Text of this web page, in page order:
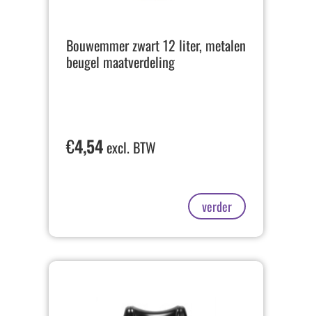
Bouwemmer zwart 12 liter, metalen
beugel maatverdeling
€4,54excl. BTW
verder